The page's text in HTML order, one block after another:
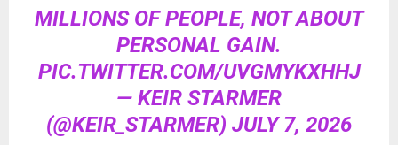
MILLIONS OF PEOPLE, NOT ABOUT
PERSONAL GAIN.
PIC.TWITTER.COM/UVGMYKXHHJ
— KEIR STARMER
(@KEIR_STARMER) JULY 7, 2026